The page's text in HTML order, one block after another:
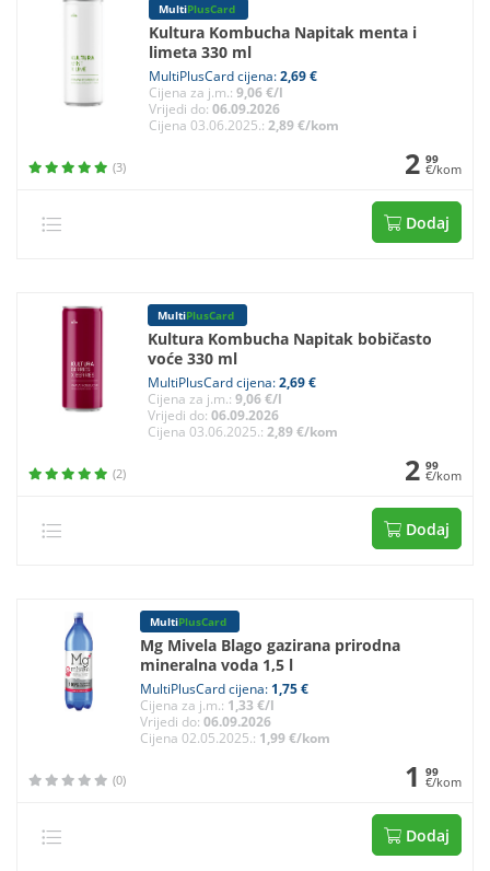
MultiPlusCard
Kultura Kombucha Napitak menta i
limeta 330 ml
MultiPlusCard cijena:2,69 €
Cijena za j.m.:9,06 €/l
Vrijedi do:06.09.2026
Cijena 03.06.2025.:2,89 €/kom
(3) 2 99
€/kom
Dodaj
MultiPlusCard
Kultura Kombucha Napitak bobičasto
voće 330 ml
MultiPlusCard cijena:2,69 €
Cijena za j.m.:9,06 €/l
Vrijedi do:06.09.2026
Cijena 03.06.2025.:2,89 €/kom
(2) 2 99
€/kom
Dodaj
MultiPlusCard
Mg Mivela Blago gazirana prirodna
mineralna voda 1,5 l
MultiPlusCard cijena: 1,75 €
Cijena za j.m.: 1,33 €/l
Vrijedi do:06.09.2026
Cijena 02.05.2025.: 1,99 €/kom
(0) 1 99
€/kom
Dodaj